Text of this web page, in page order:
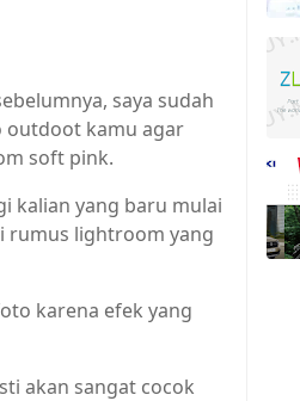
saya sudah
kamu agar
soft pink.
kalian yang baru mulai
rumus lightroom yang
karena efek yang
akan sangat cocok